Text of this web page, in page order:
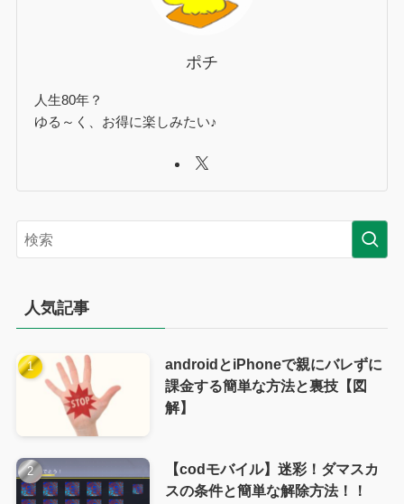
ポチ
人生80年？
ゆる～く、お得に楽しみたい♪
人気記事
androidとiPhoneで親にバレずに
課金する簡単な方法と裏技【図
解】
【codモバイル】迷彩！ダマスカ
スの条件と簡単な解除方法！！